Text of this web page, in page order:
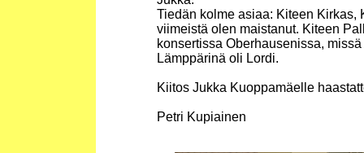
Tiedän kolme asiaa: Kiteen
viimeistä olen maistanut. Kiteen
konsertissa Oberhausenissa,
Lämppärinä oli Lordi.
Kiitos Jukka Kuoppamäelle
Petri Kupiainen